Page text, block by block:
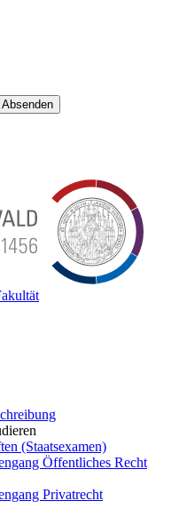
Absenden
(Staatsexamen)
Öffentliches Recht
Privatrecht